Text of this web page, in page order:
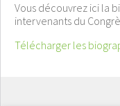
Vous découvrez ici la
intervenants du
Télécharger les